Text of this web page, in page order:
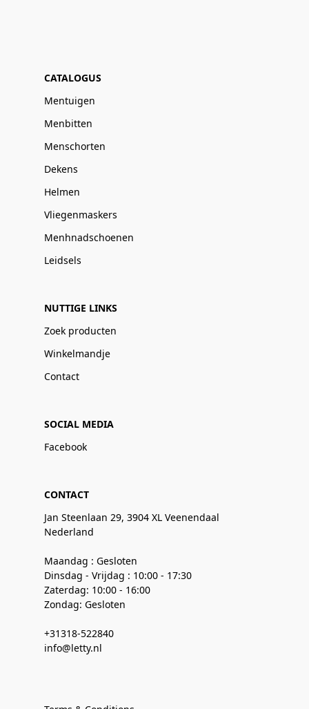
CATALOGUS
Mentuigen
Menbitten
Menschorten
Dekens
Helmen
Vliegenmaskers
Menhnadschoenen
Leidsels
NUTTIGE LINKS
Zoek producten
Winkelmandje
Contact
SOCIAL MEDIA
Facebook
CONTACT
Jan Steenlaan 29, 3904 XL Veenendaal
Nederland
Maandag : Gesloten
Dinsdag - Vrijdag : 10:00 - 17:30
Zaterdag: 10:00 - 16:00
Zondag: Gesloten
+31318-522840
info@letty.nl